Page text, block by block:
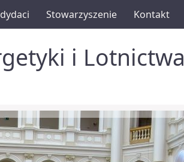
Stowarzyszenie Kontakt
i Lotnictwa